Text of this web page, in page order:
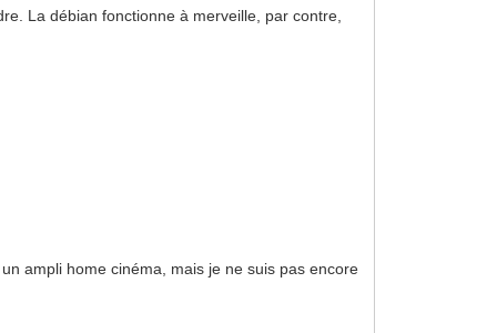
La débian fonctionne à merveille, par contre,
ampli home cinéma, mais je ne suis pas encore